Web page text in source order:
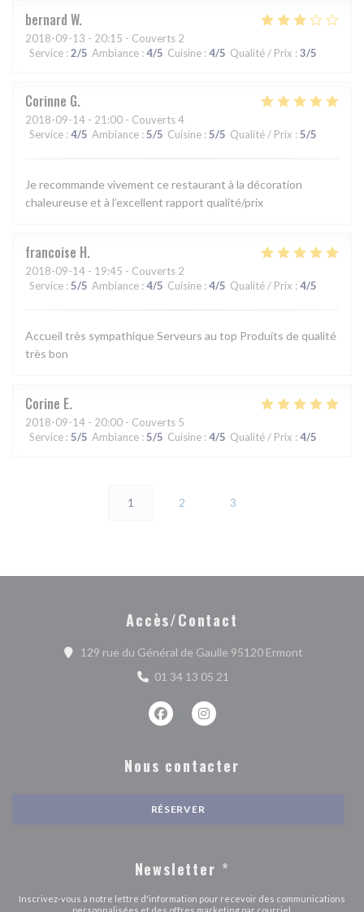
bernard W
2018-09-13 - 20:15 - Couverts 2
Service : 2/5 Ambiance : 4/5 Cuisine : 4/5 Qualité / Prix : 3/5
Corinne G
2018-09-14 - 21:00 - Couverts 4
Service : 4/5 Ambiance : 5/5 Cuisine : 5/5 Qualité / Prix : 5/5
Je recommande vivement ce restaurant à la décoration
chaleureuse et à l’excellent rapport qualité/prix
francoise H
2018-09-14 - 19:45 - Couverts 2
Service : 5/5 Ambiance : 4/5 Cuisine : 4/5 Qualité / Prix : 4/5
Accueil très sympathique Serveurs au top Produits de qualité
très bon
Corine E
2018-09-14 - 20:00 - Couverts 5
Service : 5/5 Ambiance : 5/5 Cuisine : 4/5 Qualité / Prix : 4/5
1 2 3
Accès/Contact
129 rue du Général de Gaulle 95120 Ermont((ouvre une
01 34 13 05 21
Facebook ((ouvre une nouvelle
Instagram ((ouvre une
Nous contacter
RÉSERVER
Newsletter *
Inscrivez-vous à notre lettre d'information pour recevoir des communications